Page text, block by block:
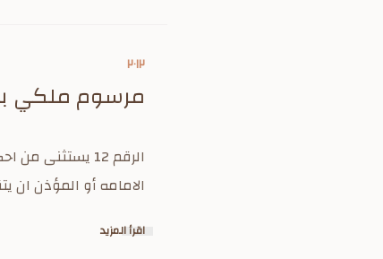
٢٠١٢
مرسوم ملكي
الامامه أو المؤذن ان
اقرأ المزيد